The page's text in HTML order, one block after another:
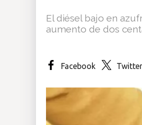
Multimedia
El diésel bajo en
aumento de dos
Facebook Twitter